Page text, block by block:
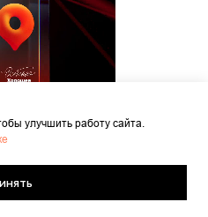
улучшить работу сайта.